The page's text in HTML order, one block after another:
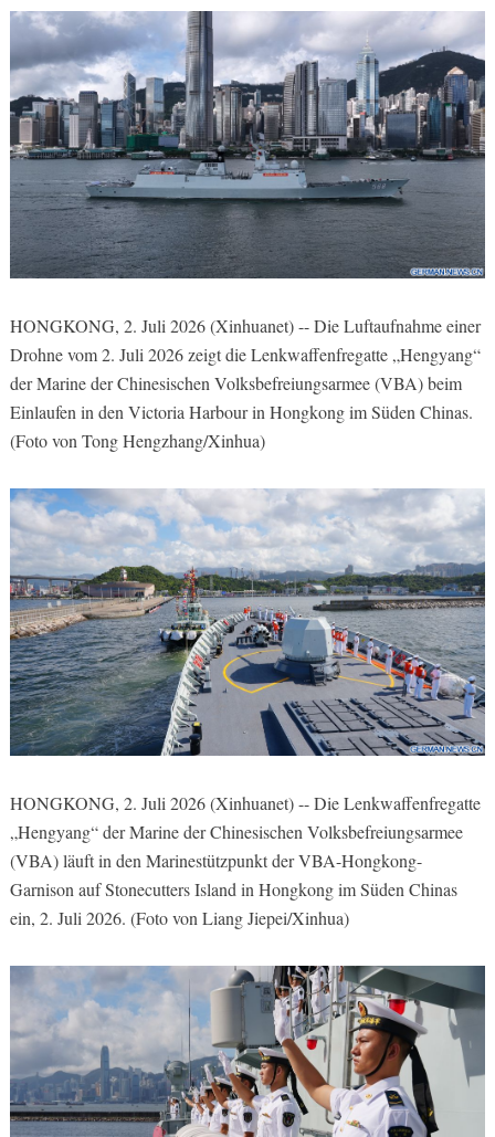
HONGKONG, 2. Juli 2026 (Xinhuanet) -- Die Luftaufnahme einer
Drohne vom 2. Juli 2026 zeigt die Lenkwaffenfregatte „Hengyang“
der Marine der Chinesischen Volksbefreiungsarmee (VBA) beim
Einlaufen in den Victoria Harbour in Hongkong im Süden Chinas.
(Foto von Tong Hengzhang/Xinhua)
HONGKONG, 2. Juli 2026 (Xinhuanet) -- Die Lenkwaffenfregatte
„Hengyang“ der Marine der Chinesischen Volksbefreiungsarmee
(VBA) läuft in den Marinestützpunkt der VBA-Hongkong-
Garnison auf Stonecutters Island in Hongkong im Süden Chinas
ein, 2. Juli 2026. (Foto von Liang Jiepei/Xinhua)